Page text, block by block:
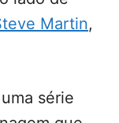
Martin,
série